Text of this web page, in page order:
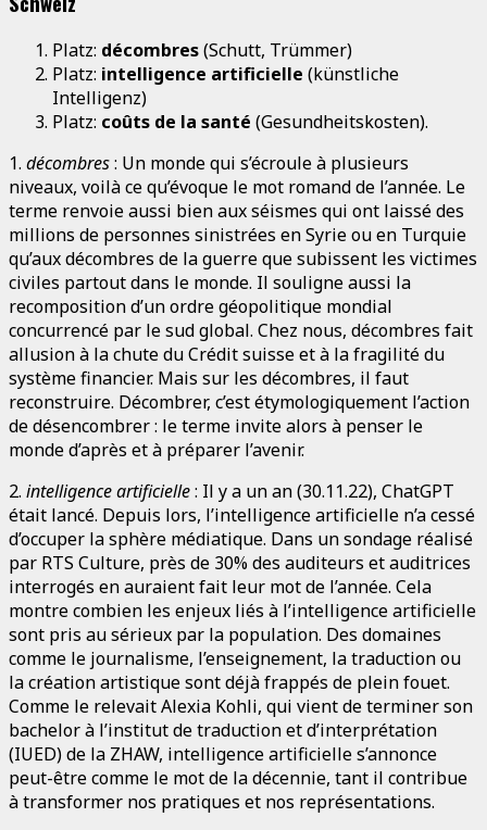
Platz: décombres(Schutt, Trümmer)
Platz: intelligence artificielle (künstliche
Intelligenz)
Platz: coûts de la santé (Gesundheitskosten).
1. décombres: Un monde qui s’écroule à plusieurs
niveaux, voilà ce qu’évoque le mot romand de l’année. Le
terme renvoie aussi bien aux séismes qui ont laissé des
millions de personnes sinistrées en Syrie ou en Turquie
qu’aux décombres de la guerre que subissent les victimes
civiles partout dans le monde. Il souligne aussi la
recomposition d’un ordre géopolitique mondial
concurrencé par le sud global. Chez nous, décombres fait
allusion à la chute du Crédit suisse et à la fragilité du
système financier. Mais sur les décombres, il faut
reconstruire. Décombrer, c’est étymologiquement l’action
de désencombrer : le terme invite alors à penser le
monde d’après et à préparer l’avenir.
2. intelligence artificielle: Il y a un an (30.11.22), ChatGPT
était lancé. Depuis lors, l’intelligence artificielle n’a cessé
d’occuper la sphère médiatique. Dans un sondage réalisé
par RTS Culture, près de 30% des auditeurs et auditrices
interrogés en auraient fait leur mot de l’année. Cela
montre combien les enjeux liés à l’intelligence artificielle
sont pris au sérieux par la population. Des domaines
comme le journalisme, l’enseignement, la traduction ou
la création artistique sont déjà frappés de plein fouet.
Comme le relevait Alexia Kohli, qui vient de terminer son
bachelor à l’institut de traduction et d’interprétation
(IUED) de la ZHAW, intelligence artificielle s’annonce
peut-être comme le mot de la décennie, tant il contribue
à transformer nos pratiques et nos représentations.